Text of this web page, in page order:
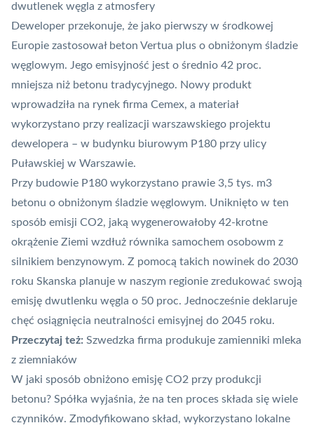
dwutlenek węgla z atmosfery
Deweloper przekonuje, że jako pierwszy w środkowej
Europie zastosował beton Vertua plus o obniżonym śladzie
węglowym. Jego emisyjność jest o średnio 42 proc.
mniejsza niż betonu tradycyjnego. Nowy produkt
wprowadziła na rynek firma Cemex, a materiał
wykorzystano przy realizacji warszawskiego projektu
dewelopera – w budynku biurowym P180 przy ulicy
Puławskiej w Warszawie.
Przy budowie P180 wykorzystano prawie 3,5 tys. m3
betonu o obniżonym śladzie węglowym. Uniknięto w ten
sposób emisji CO2, jaką wygenerowałoby 42-krotne
okrążenie Ziemi wzdłuż równika samochem osobowm z
silnikiem benzynowym. Z pomocą takich nowinek do 2030
roku Skanska planuje w naszym regionie zredukować swoją
emisję dwutlenku węgla o 50 proc. Jednocześnie deklaruje
chęć osiągnięcia neutralności emisyjnej do 2045 roku.
Przeczytaj też: Szwedzka firma produkuje zamienniki mleka
z ziemniaków
W jaki sposób obniżono emisję CO2 przy produkcji
betonu? Spółka wyjaśnia, że na ten proces składa się wiele
czynników. Zmodyfikowano skład, wykorzystano lokalne